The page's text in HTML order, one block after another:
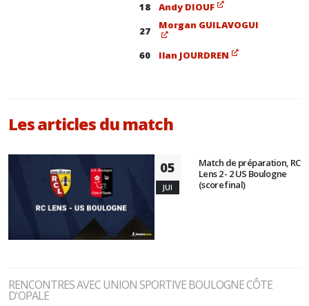
18
Andy DIOUF
27
Morgan GUILAVOGUI
60 Ilan JOURDREN
Les articles du match
05
JUI
Match de préparation, RC
Lens 2 - 2 US Boulogne
(score final)
RENCONTRES AVEC UNION SPORTIVE BOULOGNE CÔTE
D'OPALE